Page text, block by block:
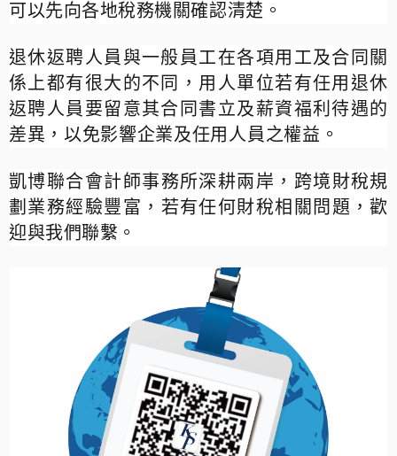
可以先向各地稅務機關確認清楚。
退休返聘人員與一般員工在各項用工及合同關
係上都有很大的不同，用人單位若有任用退休
返聘人員要留意其合同書立及薪資福利待遇的
差異，以免影響企業及任用人員之權益。
凱博聯合會計師事務所深耕兩岸，跨境財稅規
劃業務經驗豐富，若有任何財稅相關問題，歡
迎與我們聯繫。